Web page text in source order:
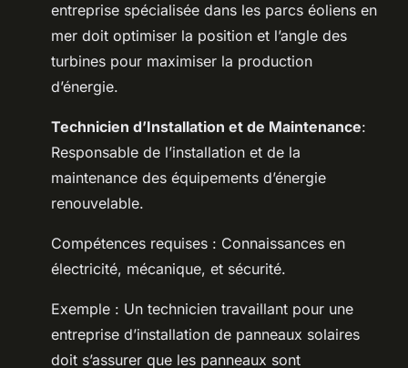
entreprise spécialisée dans les parcs éoliens en
mer doit optimiser la position et l’angle des
turbines pour maximiser la production
d’énergie.
Technicien d’Installation et de Maintenance:
Responsable de l’installation et de la
maintenance des équipements d’énergie
renouvelable.
Compétences requises : Connaissances en
électricité, mécanique, et sécurité.
Exemple : Un technicien travaillant pour une
entreprise d’installation de panneaux solaires
doit s’assurer que les panneaux sont